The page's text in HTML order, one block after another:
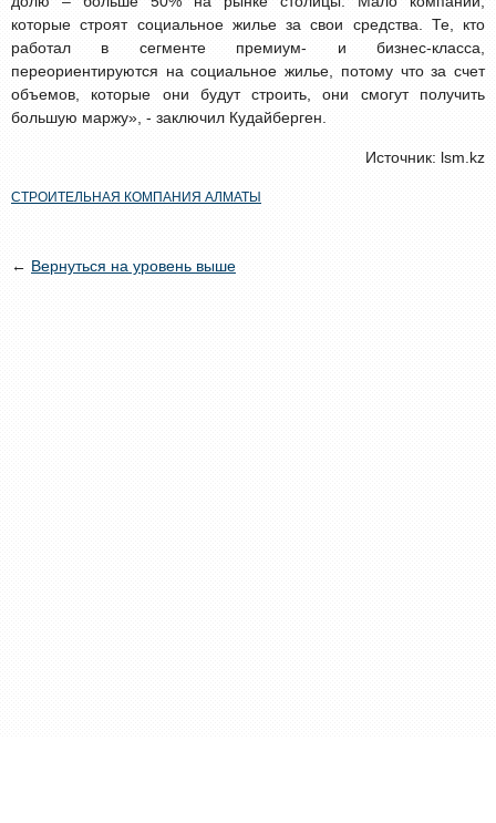
которые строят социальное жилье за свои средства. Те, кто
работал в сегменте премиум- и бизнес-класса,
переориентируются на социальное жилье, потому что за счет
объемов, которые они будут строить, они смогут получить
большую маржу», - заключил Кудайберген.
Источник: lsm.kz
СТРОИТЕЛЬНАЯ КОМПАНИЯ АЛМАТЫ
← Вернуться на уровень выше